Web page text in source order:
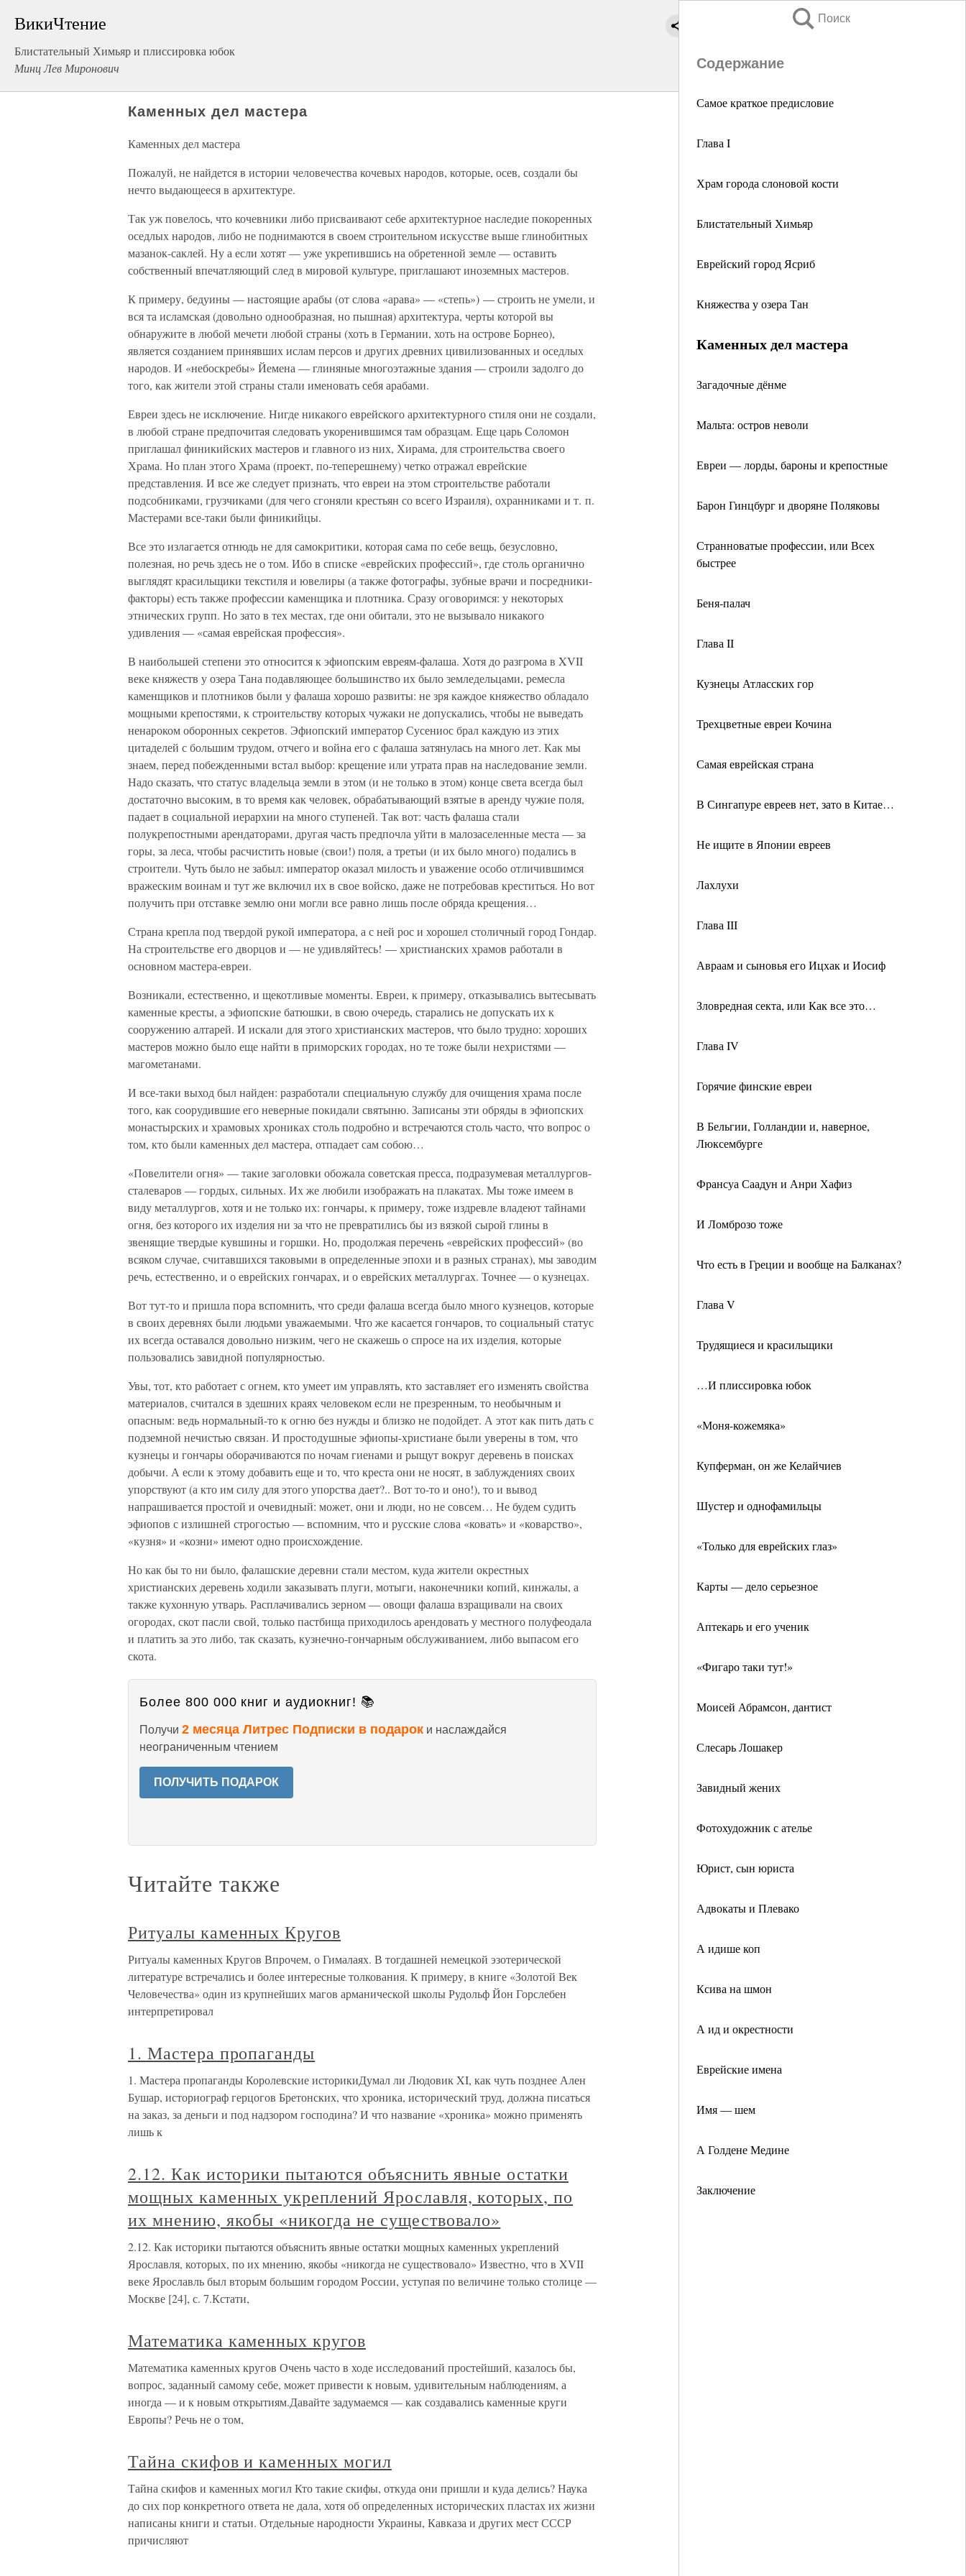
ВикиЧтение
Блистательный Химьяр и плиссировка юбок
Минц Лев Миронович
Поиск
Содержание
Самое краткое предисловие
Глава I
Храм города слоновой кости
Блистательный Химьяр
Еврейский город Ясриб
Княжества у озера Тан
Каменных дел мастера
Загадочные дёнме
Мальта: остров неволи
Евреи — лорды, бароны и крепостные
Барон Гинцбург и дворяне Поляковы
Странноватые профессии, или Всех
быстрее
Беня-палач
Глава II
Кузнецы Атласских гор
Трехцветные евреи Кочина
Самая еврейская страна
В Сингапуре евреев нет, зато в Китае…
Не ищите в Японии евреев
Лахлухи
Глава III
Авраам и сыновья его Ицхак и Иосиф
Зловредная секта, или Как все это…
Глава IV
Горячие финские евреи
В Бельгии, Голландии и, наверное,
Люксембурге
Франсуа Саадун и Анри Хафиз
И Ломброзо тоже
Что есть в Греции и вообще на Балканах?
Глава V
Трудящиеся и красильщики
…И плиссировка юбок
«Моня-кожемяка»
Купферман, он же Келайчиев
Шустер и однофамильцы
«Только для еврейских глаз»
Карты — дело серьезное
Аптекарь и его ученик
«Фигаро таки тут!»
Моисей Абрамсон, дантист
Слесарь Лошакер
Завидный жених
Фотохудожник с ателье
Юрист, сын юриста
Адвокаты и Плевако
А идише коп
Ксива на шмон
А ид и окрестности
Еврейские имена
Имя — шем
А Голдене Медине
Заключение
Каменных дел мастера
Каменных дел мастера
Пожалуй, не найдется в истории человечества кочевых народов, которые, осев, создали бы
нечто выдающееся в архитектуре.
Так уж повелось, что кочевники либо присваивают себе архитектурное наследие покоренных
оседлых народов, либо не поднимаются в своем строительном искусстве выше глинобитных
мазанок-саклей. Ну а если хотят — уже укрепившись на обретенной земле — оставить
собственный впечатляющий след в мировой культуре, приглашают иноземных мастеров.
К примеру, бедуины — настоящие арабы (от слова «арава» — «степь») — строить не умели, и
вся та исламская (довольно однообразная, но пышная) архитектура, черты которой вы
обнаружите в любой мечети любой страны (хоть в Германии, хоть на острове Борнео),
является созданием принявших ислам персов и других древних цивилизованных и оседлых
народов. И «небоскребы» Йемена — глиняные многоэтажные здания — строили задолго до
того, как жители этой страны стали именовать себя арабами.
Евреи здесь не исключение. Нигде никакого еврейского архитектурного стиля они не создали,
в любой стране предпочитая следовать укоренившимся там образцам. Еще царь Соломон
приглашал финикийских мастеров и главного из них, Хирама, для строительства своего
Храма. Но план этого Храма (проект, по-теперешнему) четко отражал еврейские
представления. И все же следует признать, что евреи на этом строительстве работали
подсобниками, грузчиками (для чего сгоняли крестьян со всего Израиля), охранниками и т. п.
Мастерами все-таки были финикийцы.
Все это излагается отнюдь не для самокритики, которая сама по себе вещь, безусловно,
полезная, но речь здесь не о том. Ибо в списке «еврейских профессий», где столь органично
выглядят красильщики текстиля и ювелиры (а также фотографы, зубные врачи и посредники-
факторы) есть также профессии каменщика и плотника. Сразу оговоримся: у некоторых
этнических групп. Но зато в тех местах, где они обитали, это не вызывало никакого
удивления — «самая еврейская профессия».
В наибольшей степени это относится к эфиопским евреям-фалаша. Хотя до разгрома в XVII
веке княжеств у озера Тана подавляющее большинство их было земледельцами, ремесла
каменщиков и плотников были у фалаша хорошо развиты: не зря каждое княжество обладало
мощными крепостями, к строительству которых чужаки не допускались, чтобы не выведать
ненароком оборонных секретов. Эфиопский император Сусениос брал каждую из этих
цитаделей с большим трудом, отчего и война его с фалаша затянулась на много лет. Как мы
знаем, перед побежденными встал выбор: крещение или утрата прав на наследование земли.
Надо сказать, что статус владельца земли в этом (и не только в этом) конце света всегда был
достаточно высоким, в то время как человек, обрабатывающий взятые в аренду чужие поля,
падает в социальной иерархии на много ступеней. Так вот: часть фалаша стали
полукрепостными арендаторами, другая часть предпочла уйти в малозаселенные места — за
горы, за леса, чтобы расчистить новые (свои!) поля, а третьи (и их было много) подались в
строители. Чуть было не забыл: император оказал милость и уважение особо отличившимся
вражеским воинам и тут же включил их в свое войско, даже не потребовав креститься. Но вот
получить при отставке землю они могли все равно лишь после обряда крещения…
Страна крепла под твердой рукой императора, а с ней рос и хорошел столичный город Гондар.
На строительстве его дворцов и — не удивляйтесь! — христианских храмов работали в
основном мастера-евреи.
Возникали, естественно, и щекотливые моменты. Евреи, к примеру, отказывались вытесывать
каменные кресты, а эфиопские батюшки, в свою очередь, старались не допускать их к
сооружению алтарей. И искали для этого христианских мастеров, что было трудно: хороших
мастеров можно было еще найти в приморских городах, но те тоже были нехристями —
магометанами.
И все-таки выход был найден: разработали специальную службу для очищения храма после
того, как соорудившие его неверные покидали святыню. Записаны эти обряды в эфиопских
монастырских и храмовых хрониках столь подробно и встречаются столь часто, что вопрос о
том, кто были каменных дел мастера, отпадает сам собою…
«Повелители огня» — такие заголовки обожала советская пресса, подразумевая металлургов-
сталеваров — гордых, сильных. Их же любили изображать на плакатах. Мы тоже имеем в
виду металлургов, хотя и не только их: гончары, к примеру, тоже издревле владеют тайнами
огня, без которого их изделия ни за что не превратились бы из вязкой сырой глины в
звенящие твердые кувшины и горшки. Но, продолжая перечень «еврейских профессий» (во
всяком случае, считавшихся таковыми в определенные эпохи и в разных странах), мы заводим
речь, естественно, и о еврейских гончарах, и о еврейских металлургах. Точнее — о кузнецах.
Вот тут-то и пришла пора вспомнить, что среди фалаша всегда было много кузнецов, которые
в своих деревнях были людьми уважаемыми. Что же касается гончаров, то социальный статус
их всегда оставался довольно низким, чего не скажешь о спросе на их изделия, которые
пользовались завидной популярностью.
Увы, тот, кто работает с огнем, кто умеет им управлять, кто заставляет его изменять свойства
материалов, считался в здешних краях человеком если не презренным, то необычным и
опасным: ведь нормальный-то к огню без нужды и близко не подойдет. А этот как пить дать с
подземной нечистью связан. И простодушные эфиопы-христиане были уверены в том, что
кузнецы и гончары оборачиваются по ночам гиенами и рыщут вокруг деревень в поисках
добычи. А если к этому добавить еще и то, что креста они не носят, в заблуждениях своих
упорствуют (а кто им силу для этого упорства дает?.. Вот то-то и оно!), то и вывод
напрашивается простой и очевидный: может, они и люди, но не совсем… Не будем судить
эфиопов с излишней строгостью — вспомним, что и русские слова «ковать» и «коварство»,
«кузня» и «козни» имеют одно происхождение.
Но как бы то ни было, фалашские деревни стали местом, куда жители окрестных
христианских деревень ходили заказывать плуги, мотыги, наконечники копий, кинжалы, а
также кухонную утварь. Расплачивались зерном — овощи фалаша взращивали на своих
огородах, скот пасли свой, только пастбища приходилось арендовать у местного полуфеодала
и платить за это либо, так сказать, кузнечно-гончарным обслуживанием, либо выпасом его
скота.
Более 800 000 книг и аудиокниг! 📚
Получи 2 месяца Литрес Подписки в подарок и наслаждайся
неограниченным чтением
ПОЛУЧИТЬ ПОДАРОК
Читайте также
Ритуалы каменных Кругов
Ритуалы каменных Кругов Впрочем, о Гималаях. В тогдашней немецкой эзотерической
литературе встречались и более интересные толкования. К примеру, в книге «Золотой Век
Человечества» один из крупнейших магов арманической школы Рудольф Йон Горслебен
интерпретировал
1. Мастера пропаганды
1. Мастера пропаганды Королевские историкиДумал ли Людовик XI, как чуть позднее Ален
Бушар, историограф герцогов Бретонских, что хроника, исторический труд, должна писаться
на заказ, за деньги и под надзором господина? И что название «хроника» можно применять
лишь к
2.12. Как историки пытаются объяснить явные остатки
мощных каменных укреплений Ярославля, которых, по
их мнению, якобы «никогда не существовало»
2.12. Как историки пытаются объяснить явные остатки мощных каменных укреплений
Ярославля, которых, по их мнению, якобы «никогда не существовало» Известно, что в XVII
веке Ярославль был вторым большим городом России, уступая по величине только столице —
Москве [24], с. 7.Кстати,
Математика каменных кругов
Математика каменных кругов Очень часто в ходе исследований простейший, казалось бы,
вопрос, заданный самому себе, может привести к новым, удивительным наблюдениям, а
иногда — и к новым открытиям.Давайте задумаемся — как создавались каменные круги
Европы? Речь не о том,
Тайна скифов и каменных могил
Тайна скифов и каменных могил Кто такие скифы, откуда они пришли и куда делись? Наука
до сих пор конкретного ответа не дала, хотя об определенных исторических пластах их жизни
написаны книги и статьи. Отдельные народности Украины, Кавказа и других мест СССР
причисляют